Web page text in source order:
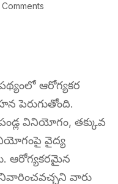
ఆరోగ్యకర
పెరుగుతోంది.
వినియోగం, తక్కువ
వైద్య
ఆరోగ్యకరమైన
వారు